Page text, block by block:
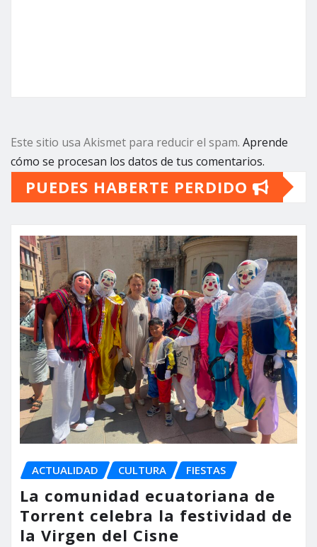
Este sitio usa Akismet para reducir el spam. Aprende
cómo se procesan los datos de tus comentarios.
PUEDES HABERTE PERDIDO
ACTUALIDAD CULTURA FIESTAS
La comunidad ecuatoriana de
Torrent celebra la festividad de
la Virgen del Cisne